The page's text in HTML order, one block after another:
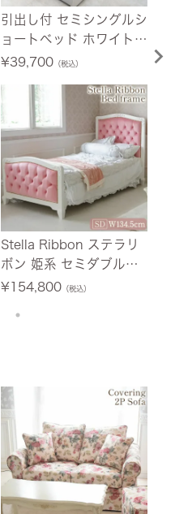
引出し付 セミシングルシ
ョートベッド ホワイト
幅84cm 【送料無料】
¥39,700（税込）
Stella Ribbon ステラリ
ボン 姫系 セミダブルベ
ッド ピンク×ホワイト 幅
¥154,800（税込）
¥